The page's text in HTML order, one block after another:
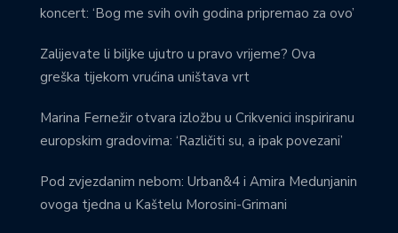
koncert: ‘Bog me svih ovih godina pripremao za ovo’
Zalijevate li biljke ujutro u pravo vrijeme? Ova
greška tijekom vrućina uništava vrt
Marina Fernežir otvara izložbu u Crikvenici inspiriranu
europskim gradovima: ‘Različiti su, a ipak povezani’
Pod zvjezdanim nebom: Urban&4 i Amira Medunjanin
ovoga tjedna u Kaštelu Morosini-Grimani